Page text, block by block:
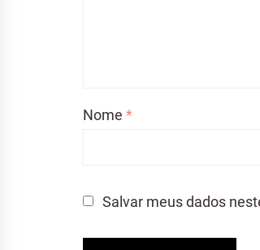
Nome *
Salvar meus dados